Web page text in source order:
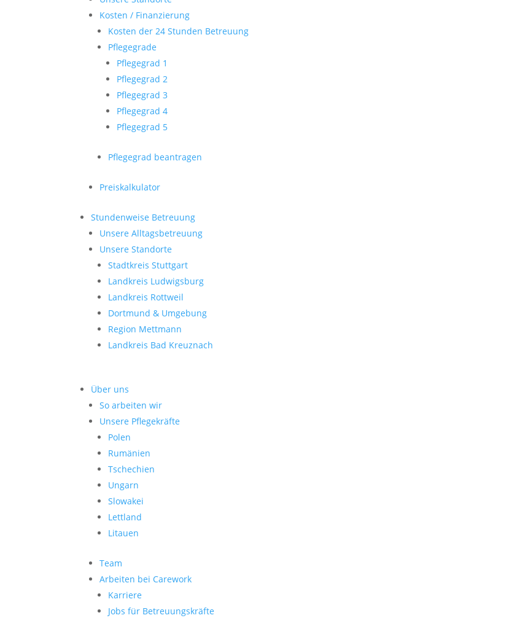
Kosten / Finanzierung
Kosten der 24 Stunden Betreuung
Pflegegrade
Pflegegrad 1
Pflegegrad 2
Pflegegrad 3
Pflegegrad 4
Pflegegrad 5
Pflegegrad beantragen
Preiskalkulator
Stundenweise Betreuung
Unsere Alltagsbetreuung
Unsere Standorte
Stadtkreis Stuttgart
Landkreis Ludwigsburg
Landkreis Rottweil
Dortmund & Umgebung
Region Mettmann
Landkreis Bad Kreuznach
Über uns
So arbeiten wir
Unsere Pflegekräfte
Polen
Rumänien
Tschechien
Ungarn
Slowakei
Lettland
Litauen
Team
Arbeiten bei Carework
Karriere
Jobs für Betreuungskräfte